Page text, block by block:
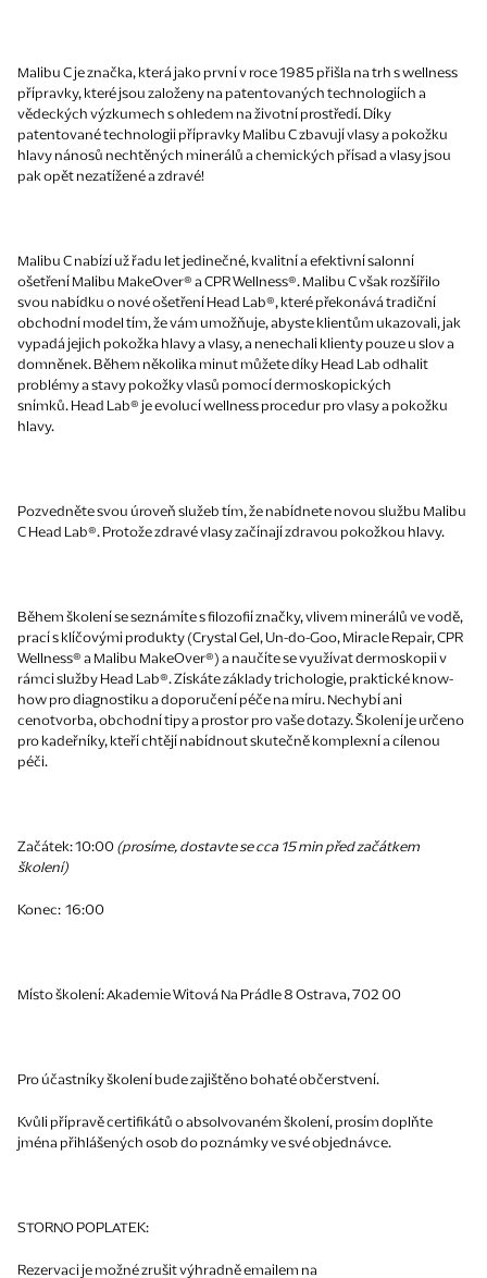
Malibu C je značka, která jako první v roce 1985 přišla na trh s wellness
přípravky, které jsou založeny na patentovaných technologiích a
vědeckých výzkumech s ohledem na životní prostředí. Díky
patentované technologii přípravky Malibu C zbavují vlasy a pokožku
hlavy nánosů nechtěných minerálů a chemických přísad a vlasy jsou
pak opět nezatížené a zdravé!
Malibu C nabízí už řadu letjedinečné, kvalitní a efektivní salonní
ošetřeníMalibu MakeOver® a CPR Wellness®. Malibu C však rozšířilo
svou nabídku onové ošetření Head Lab®, které překonává tradiční
obchodní model tím, že vám umožňuje, abyste klientům ukazovali,jak
vypadá jejich pokožka hlavy a vlasy, a nenechali klienty pouze u slov a
domněnek. Během několika minut můžete díky Head Lab odhalit
problémy a stavy pokožky vlasů pomocí dermoskopických
snímků.Head Lab®je evolucí wellness procedur pro vlasy a pokožku
hlavy.
Pozvedněte svou úroveň služeb tím, že nabídnete novou službu Malibu
C Head Lab®. Protože zdravé vlasy začínají zdravou pokožkou hlavy.
Během školení se seznámíte s filozofií značky, vlivem minerálů ve vodě,
prací s klíčovými produkty (Crystal Gel, Un-do-Goo, Miracle Repair, CPR
Wellness® a Malibu MakeOver®) a naučíte se využívat dermoskopii v
rámci služby Head Lab®. Získáte základy trichologie, praktické know-
how pro diagnostiku a doporučení péče na míru. Nechybí ani
cenotvorba, obchodní tipy a prostor pro vaše dotazy. Školení je určeno
pro kadeřníky, kteří chtějí nabídnout skutečně komplexní a cílenou
péči.
Začátek:10:00(prosíme, dostavte se cca 15 min před začátkem
školení)
Konec: 16:00
Místo školení: Akademie Witová Na Prádle 8 Ostrava, 702 00
Pro účastníky školení bude zajištěno bohaté občerstvení.
Kvůli přípravě certifikátů o absolvovaném školení, prosím doplňte
jména přihlášených osob do poznámky ve své objednávce.
STORNO POPLATEK:
Rezervaci je možné zrušit výhradně emailem na